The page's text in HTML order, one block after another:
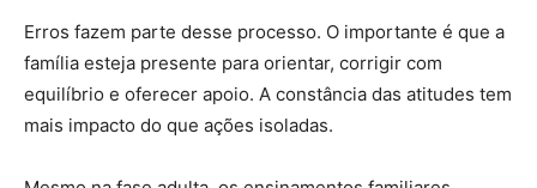
Erros fazem parte desse processo. O importante é que a
família esteja presente para orientar, corrigir com
equilíbrio e oferecer apoio. A constância das atitudes tem
mais impacto do que ações isoladas.